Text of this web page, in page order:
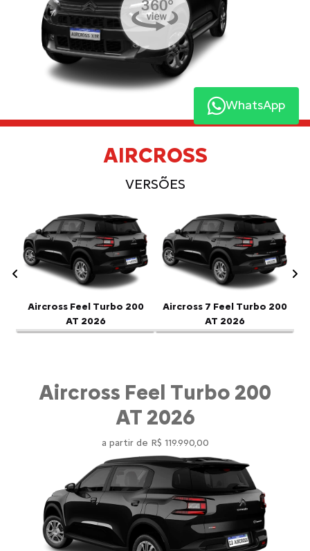
AIRCROSS
VERSÕES
Aircross Feel Turbo 200
AT 2026
Aircross 7 Feel Turbo 200
AT 2026
Anterior
Aircross Feel Turbo 200
AT 2026
a partir de R$ 119.990,00
WhatsApp